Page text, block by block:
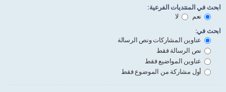
ابحث في المنتديات الفرعية:
نعم
لا
ابحث في:
عناوين المشاركات ونص الرسالة
نص الرسالة فقط
عناوين المواضيع فقط
أول مشاركة من الموضوع فقط